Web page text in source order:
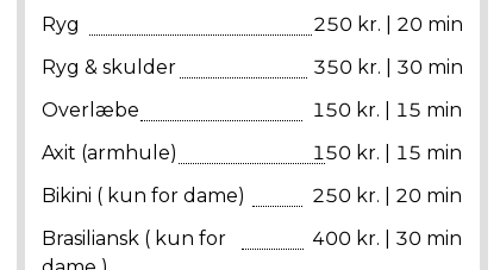
Ryg
250 kr. | 20 min
Ryg & skulder
350 kr. | 30 min
Overlæbe
150 kr. | 15 min
Axit (armhule)
150 kr. | 15 min
Bikini ( kun for dame)
250 kr. | 20 min
Brasiliansk ( kun for
400 kr. | 30 min